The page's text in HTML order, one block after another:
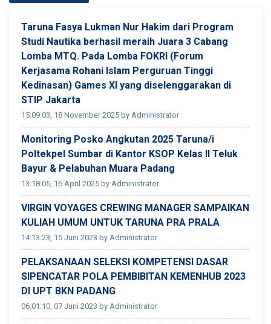
Taruna Fasya Lukman Nur Hakim dari Program
Studi Nautika berhasil meraih Juara 3 Cabang
Lomba MTQ. Pada Lomba FOKRI (Forum
Kerjasama Rohani Islam Perguruan Tinggi
Kedinasan) Games XI yang diselenggarakan di
STIP Jakarta
15:09:03, 18 November 2025 by Administrator
Monitoring Posko Angkutan 2025 Taruna/i
Poltekpel Sumbar di Kantor KSOP Kelas II Teluk
Bayur & Pelabuhan Muara Padang
13:18:05, 16 April 2025 by Administrator
VIRGIN VOYAGES CREWING MANAGER SAMPAIKAN
KULIAH UMUM UNTUK TARUNA PRA PRALA
14:13:23, 15 Juni 2023 by Administrator
PELAKSANAAN SELEKSI KOMPETENSI DASAR
SIPENCATAR POLA PEMBIBITAN KEMENHUB 2023
DI UPT BKN PADANG
06:01:10, 07 Juni 2023 by Administrator